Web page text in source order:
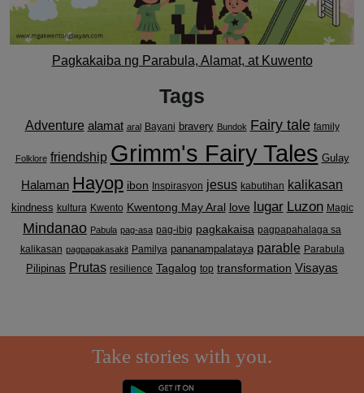
Pagkakaiba ng Parabula, Alamat, at Kuwento
Tags
Adventure alamat aral Bayani bravery Bundok Fairy tale family
Folklore friendship Grimm's Fairy Tales Gulay
Halaman Hayop ibon Inspirasyon jesus kabutihan kalikasan
kindness kultura Kwento Kwentong May Aral love lugar Luzon Magic
Mindanao Pabula pag-asa pag-ibig pagkakaisa pagpapahalaga sa
kalikasan pagpapakasakit Pamilya pananampalataya parable Parabula
Pilipinas Prutas resilience Tagalog top transformation Visayas
Take stories with you.